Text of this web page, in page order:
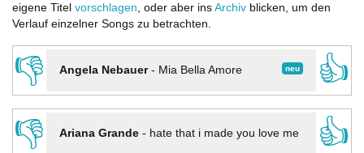
eigene Titel vorschlagen, oder aber ins Archiv blicken, um den
Verlauf einzelner Songs zu betrachten.
👎 neu
Angela Nebauer- Mia Bella Amore
👍
👎
Ariana Grande- hate that i made you love me
👍